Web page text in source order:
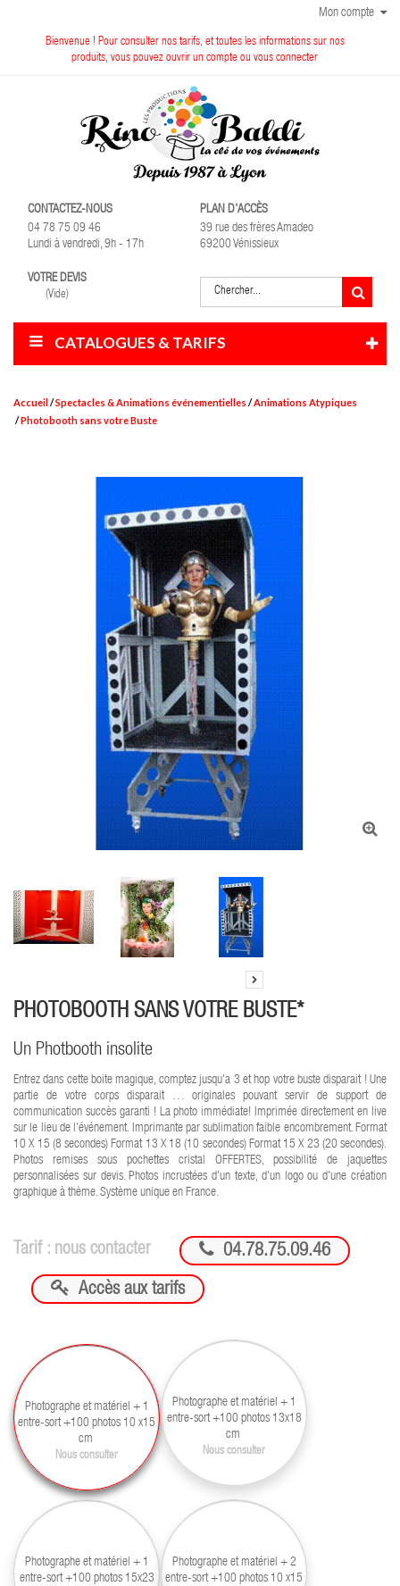
Mon compte
Bienvenue ! Pour consulter nos tarifs, et toutes les informations sur nos
produits, vous pouvez ouvrir un compte ou vous connecter
CONTACTEZ-NOUS
04 78 75 09 46
Lundi à vendredi, 9h - 17h
PLAN D'ACCÈS
39 rue des frères Amadeo
69200 Vénissieux
VOTRE DEVIS
(Vide)
CATALOGUES & TARIFS
Accueil Spectacles & Animations événementielles
Animations Atypiques
Photobooth sans votre Buste
PHOTOBOOTH SANS VOTRE BUSTE*
Un Photbooth insolite
Entrez dans cette boite magique, comptez jusqu'a 3 et hop votre buste disparait ! Une
partie de votre corps disparait … originales pouvant servir de support de
communication succès garanti ! La photo immédiate! Imprimée directement en live
sur le lieu de l'événement. Imprimante par sublimation faible encombrement. Format
10 X 15 (8 secondes) Format 13 X 18 (10 secondes) Format 15 X 23 (20 secondes).
Photos remises sous pochettes cristal OFFERTES, possibilité de jaquettes
personnalisées sur devis. Photos incrustées d'un texte, d'un logo ou d'une création
graphique à thème. Système unique en France.
Tarif : nous contacter  04.78.75.09.46
 Accès aux tarifs
Photographe et matériel + 1
entre-sort +100 photos 10 x15
cm
Nous consulter
Photographe et matériel + 1
entre-sort +100 photos 13x18
cm
Nous consulter
Photographe et matériel + 1
entre-sort +100 photos 15x23
Photographe et matériel + 2
entre-sort +100 photos 10 x15